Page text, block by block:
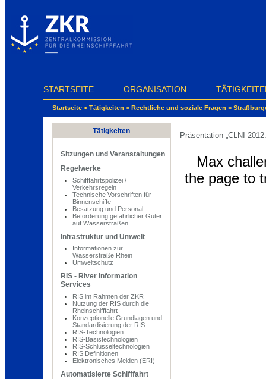
STARTSEITE ORGANISATION
Startseite > Tätigkeiten > Rechtliche und soziale Fragen >
Tätigkeiten
Sitzungen und Veranstaltungen
Regelwerke
Schifffahrtspolizei /
Verkehrsregeln
Technische Vorschriften für
Binnenschiffe
Besatzung und Personal
Beförderung gefährlicher Güter
auf Wasserstraßen
Infrastruktur und Umwelt
Informationen zur
Wasserstraße Rhein
Umweltschutz
RIS - River Information
Services
RIS im Rahmen der ZKR
Nutzung der RIS durch die
Rheinschifffahrt
Konzeptionelle Grundlagen und
Standardisierung der RIS
RIS-Technologien
RIS-Basistechnologien
RIS-Schlüsseltechnologien
RIS Definitionen
Elektronisches Melden (ERI)
Automatisierte Schifffahrt
Präsentation „CLNI